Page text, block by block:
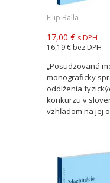
Filip Balla
17,00 € s DPH
16,19 € bez DPH
„Posudzovaná
monograficky
oddlženia
konkurzu v
vzhľadom na jej